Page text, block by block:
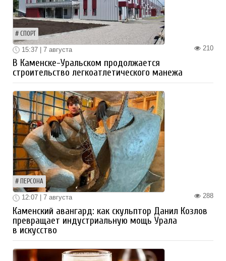
СПОРТ
210
15:37 | 7 августа
В Каменске-Уральском продолжается
строительство легкоатлетического манежа
ПЕРСОНА
288
12:07 | 7 августа
Каменский авангард: как скульптор Данил Козлов
превращает индустриальную мощь Урала
в искусство